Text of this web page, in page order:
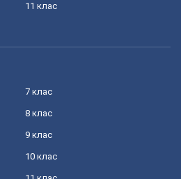
11 клас
7 клас
8 клас
9 клас
10 клас